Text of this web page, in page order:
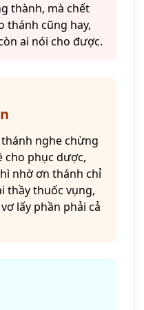
thành, mà chết
thánh cũng hay,
ai nói cho được.
nghe chừng
cho phục dược,
nhờ ơn thánh chỉ
thầy thuốc vụng,
lấy phần phải cả